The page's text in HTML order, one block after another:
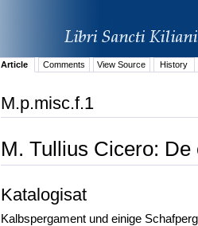
Article Comments View Source History
M.p.misc.f.1
M. Tullius Cicero: De
Katalogisat
Kalbspergament und einige